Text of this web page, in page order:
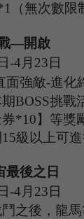
（無次數限
—開啟
日-4月 23 日
面強敵-進化
BOSS挑戰
*10】等獎
15級以上可
最後之日
日-4月 23 日
鬥之後，龍